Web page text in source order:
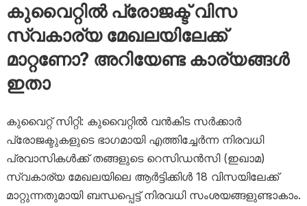
കുവൈറ്റിൽ പ്രോജക്ട് വിസ
സ്വകാര്യ മേഖലയിലേക്ക്
മാറ്റണോ? അറിയേണ്ട കാര്യങ്ങൾ
ഇതാ
കുവൈറ്റ് സിറ്റി: കുവൈറ്റിൽ വൻകിട സർക്കാർ
പ്രോജക്ടുകളുടെ ഭാഗമായി എത്തിച്ചേർന്ന നിരവധി
പ്രവാസികൾക്ക് തങ്ങളുടെ റെസിഡൻസി (ഇഖാമ)
സ്വകാര്യ മേഖലയിലെ ആർട്ടിക്കിൾ 18 വിസയിലേക്ക്
മാറ്റുന്നതുമായി ബന്ധപ്പെട്ട് നിരവധി സംശയങ്ങളുണ്ടാകാം.